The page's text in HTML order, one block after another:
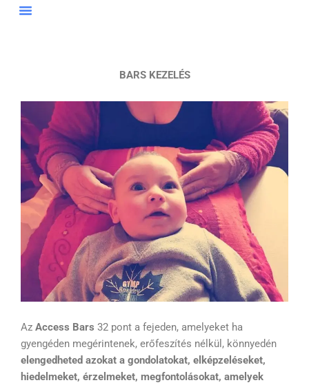
BARS KEZELÉS
Az Access Bars 32 pont a fejeden, amelyeket ha
gyengéden megérintenek, erőfeszítés nélkül, könnyedén
elengedheted azokat a gondolatokat, elképzeléseket,
hiedelmeket, érzelmeket, megfontolásokat, amelyek